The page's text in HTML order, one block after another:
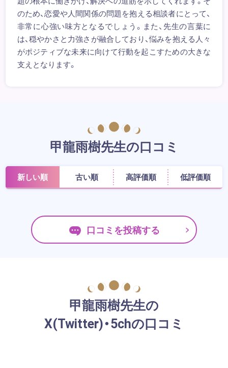
のため、恋愛や人間関係の問題を抱える相談者にとって、
非常に心強い味方となるでしょう。また、先生の言葉に
は、穏やかさと力強さが融合しており、悩みを抱える人々
がポジティブな未来に向けて行動を起こすための大きな
支えとなります。
甲龍雨樹先生の口コミ
新しい順 古い順 高評価順 低評価順
口コミを投稿する
甲龍雨樹先生の
X(Twitter)・5chの口コミ